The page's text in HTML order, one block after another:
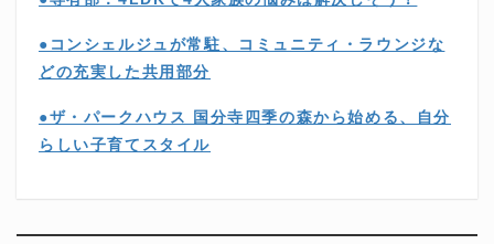
●コンシェルジュが常駐、コミュニティ・ラウンジな
どの充実した共用部分
●ザ・パークハウス 国分寺四季の森から始める、自分
らしい子育てスタイル